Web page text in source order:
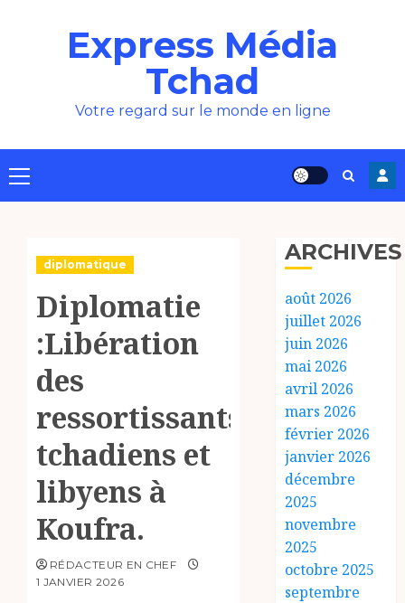
Express Média
Tchad
Votre regard sur le monde en ligne
Menu
principal
diplomatique
Diplomatie
:Libération
des
ressortissants
tchadiens et
libyens à
Koufra.
RÉDACTEUR EN CHEF
1 JANVIER 2026
ARCHIVES
août 2026
juillet 2026
juin 2026
mai 2026
avril 2026
mars 2026
février 2026
janvier 2026
décembre
2025
novembre
2025
octobre 2025
septembre